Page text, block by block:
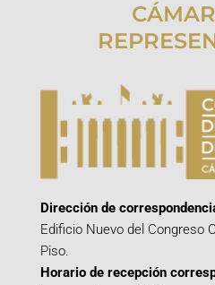
Dirección de
Edificio Nuevo del Congreso
Piso.
Horario de recepción